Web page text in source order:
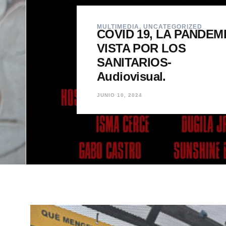
MULTIMEDIA ,UNCATEGORIZED
COVID 19, LA
VISTA POR LOS
SANITARIOS-
Audiovisual.
JUNIO 10, 2024